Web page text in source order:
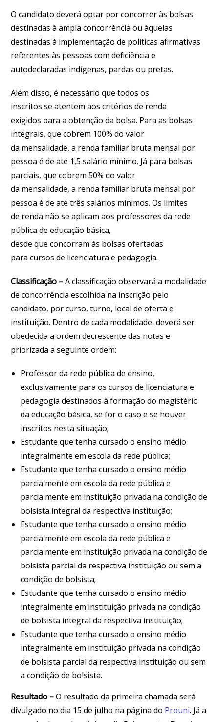
O candidato deverá optar por concorrer às bolsas
destinadas à ampla concorrência ou àquelas
destinadas à implementação de políticas afirmativas
referentes às pessoas com deficiência e
autodeclaradas indígenas, pardas ou pretas.
Além disso, é necessário que todos os
inscritos se atentem aos critérios de renda
exigidos para a obtenção da bolsa. Para as bolsas
integrais, que cobrem 100% do valor
da mensalidade, a renda familiar bruta mensal por
pessoa é de até 1,5 salário mínimo. Já para bolsas
parciais, que cobrem 50% do valor
da mensalidade, a renda familiar bruta mensal por
pessoa é de até três salários mínimos. Os limites
de renda não se aplicam aos professores da rede
pública de educação básica,
desde que concorram às bolsas ofertadas
para cursos de licenciatura e pedagogia.
Classificação –A classificação observará a modalidade
de concorrência escolhida na inscrição pelo
candidato, por curso, turno, local de oferta e
instituição. Dentro de cada modalidade, deverá ser
obedecida a ordem decrescente das notas e
priorizada a seguinte ordem:
Professor da rede pública de ensino,
exclusivamente para os cursos de licenciatura e
pedagogia destinados à formação do magistério
da educação básica, se for o caso e se houver
inscritos nesta situação;
Estudante que tenha cursado o ensino médio
integralmente em escola da rede pública;
Estudante que tenha cursado o ensino médio
parcialmente em escola da rede pública e
parcialmente em instituição privada na condição de
bolsista integral da respectiva instituição;
Estudante que tenha cursado o ensino médio
parcialmente em escola da rede pública e
parcialmente em instituição privada na condição de
bolsista parcial da respectiva instituição ou sem a
condição de bolsista;
Estudante que tenha cursado o ensino médio
integralmente em instituição privada na condição
de bolsista integral da respectiva instituição;
Estudante que tenha cursado o ensino médio
integralmente em instituição privada na condição
de bolsista parcial da respectiva instituição ou sem
a condição de bolsista.
Resultado –O resultado da primeira chamada será
divulgado no dia 15 de julho na página do Prouni. Já a